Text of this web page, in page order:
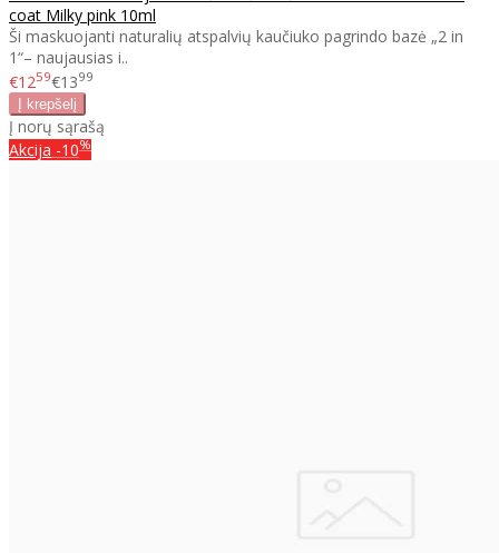
coat Milky pink 10ml
Ši maskuojanti naturalių atspalvių kaučiuko pagrindo bazė „2 in
1“– naujausias i..
€1259€1399
Į norų sąrašą
Akcija -10%